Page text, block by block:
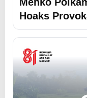
Hoaks